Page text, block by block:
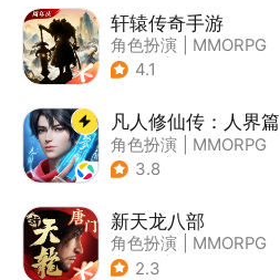
轩辕传奇手游
角色扮演
MMORPG
| 神话
4.1
凡人修仙传：人界篇
角色扮演
MMORPG
| 仙侠
3.8
新天龙八部
角色扮演
MMORPG
| 武侠
2.3